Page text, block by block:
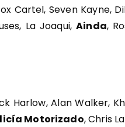
Cartel, Seven Kayne,
La Joaqui,Ainda,
Harlow, Alan Walker,
Motorizado, Chris